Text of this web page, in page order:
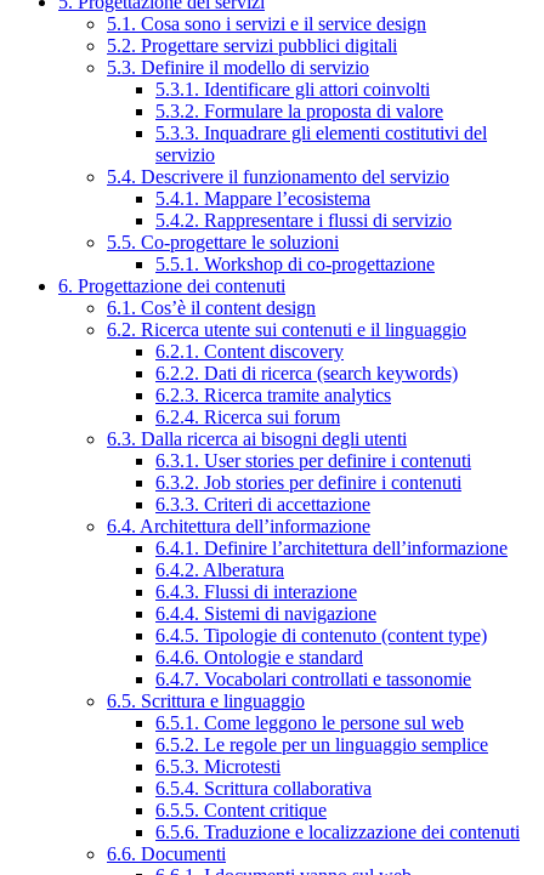
5.1. Cosa sono i servizi e il service design
5.2. Progettare servizi pubblici digitali
5.3. Definire il modello di servizio
5.3.1. Identificare gli attori coinvolti
5.3.2. Formulare la proposta di valore
5.3.3. Inquadrare gli elementi costitutivi del
servizio
5.4. Descrivere il funzionamento del servizio
5.4.1. Mappare l’ecosistema
5.4.2. Rappresentare i flussi di servizio
5.5. Co-progettare le soluzioni
5.5.1. Workshop di co-progettazione
6. Progettazione dei contenuti
6.1. Cos’è il content design
6.2. Ricerca utente sui contenuti e il linguaggio
6.2.1. Content discovery
6.2.2. Dati di ricerca (search keywords)
6.2.3. Ricerca tramite analytics
6.2.4. Ricerca sui forum
6.3. Dalla ricerca ai bisogni degli utenti
6.3.1. User stories per definire i contenuti
6.3.2. Job stories per definire i contenuti
6.3.3. Criteri di accettazione
6.4. Architettura dell’informazione
6.4.1. Definire l’architettura dell’informazione
6.4.2. Alberatura
6.4.3. Flussi di interazione
6.4.4. Sistemi di navigazione
6.4.5. Tipologie di contenuto (content type)
6.4.6. Ontologie e standard
6.4.7. Vocabolari controllati e tassonomie
6.5. Scrittura e linguaggio
6.5.1. Come leggono le persone sul web
6.5.2. Le regole per un linguaggio semplice
6.5.3. Microtesti
6.5.4. Scrittura collaborativa
6.5.5. Content critique
6.5.6. Traduzione e localizzazione dei contenuti
6.6. Documenti